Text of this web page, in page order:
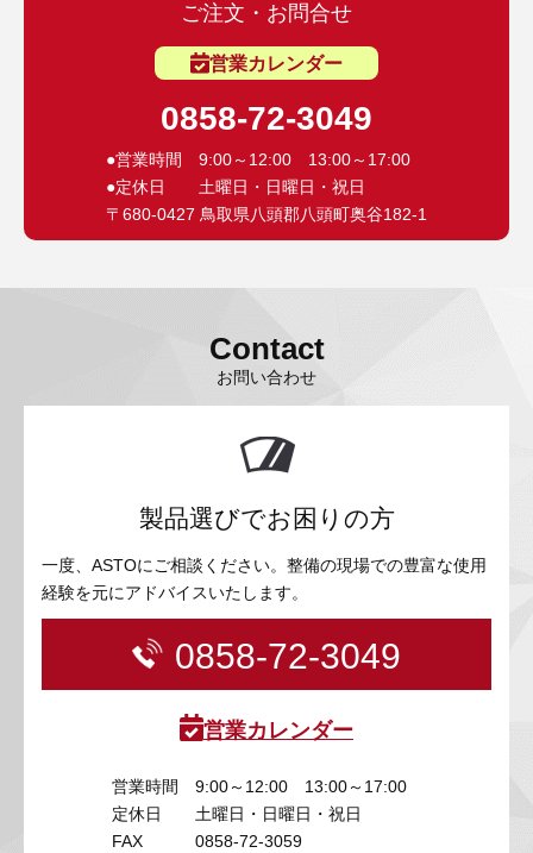
ご注文・お問合せ
営業カレンダー
0858-72-3049
●営業時間 9:00～12:00 13:00～17:00
●定休日 土曜日・日曜日・祝日
〒680-0427 鳥取県八頭郡八頭町奥谷182-1
Contact
お問い合わせ
製品選びでお困りの方
一度、ASTOにご相談ください。整備の現場での豊富な使用
経験を元にアドバイスいたします。
0858-72-3049
営業カレンダー
営業時間
9:00～12:00 13:00～17:00
定休日
土曜日・日曜日・祝日
FAX
0858-72-3059